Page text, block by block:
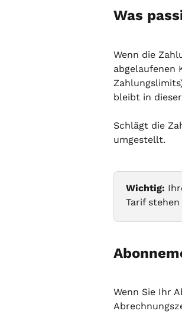
Was
Wenn die
abgelaufenen
bleibt in
Schlägt die
umgestellt.
Wichtig:
Tarif
Wenn Sie Ihr